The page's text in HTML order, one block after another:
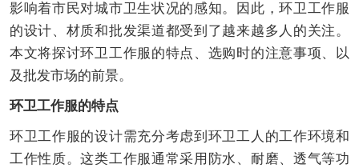
影响着市民对城市卫生状况的感知。因此，环卫工作服
的设计、材质和批发渠道都受到了越来越多人的关注。
本文将探讨环卫工作服的特点、选购时的注意事项、以
及批发市场的前景。
环卫工作服的特点
环卫工作服的设计需充分考虑到环卫工人的工作环境和
工作性质。这类工作服通常采用防水、耐磨、透气等功